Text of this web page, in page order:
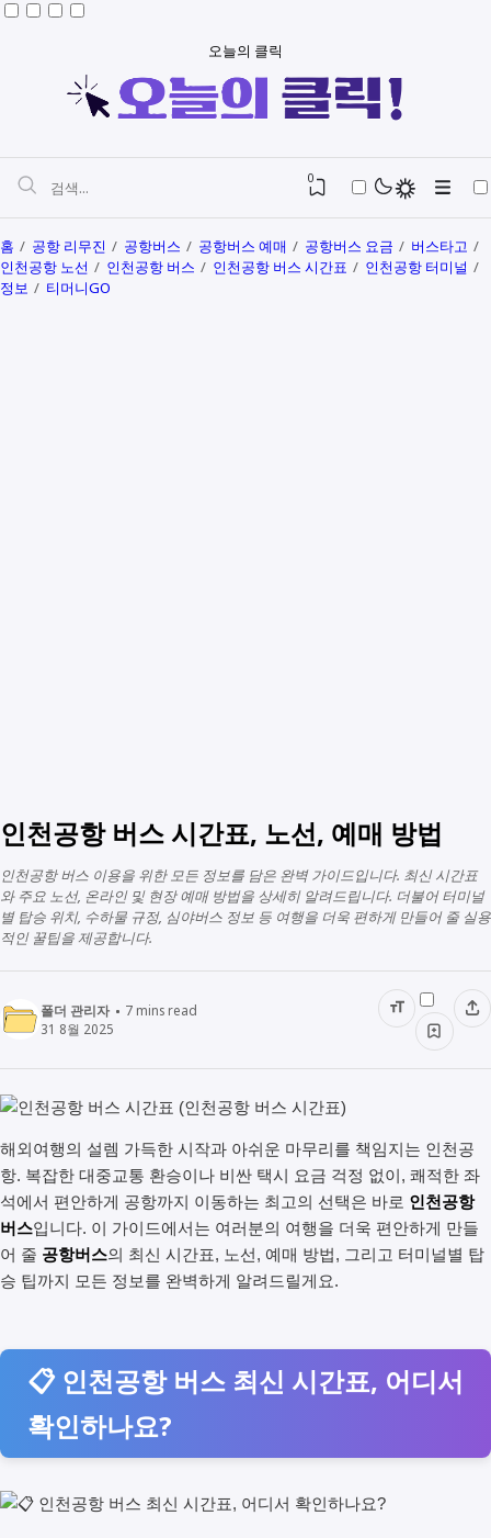
오늘의 클릭
0
홈 공항 리무진 공항버스 공항버스 예매 공항버스 요금
버스타고
인천공항 노선
인천공항 버스 인천공항 버스 시간표
인천공항 터미널
정보
티머니GO
인천공항 버스 시간표, 노선, 예매 방법
인천공항 버스 이용을 위한 모든 정보를 담은 완벽 가이드입니다. 최신 시간표
와 주요 노선, 온라인 및 현장 예매 방법을 상세히 알려드립니다. 더불어 터미널
별 탑승 위치, 수하물 규정, 심야버스 정보 등 여행을 더욱 편하게 만들어 줄 실용
적인 꿀팁을 제공합니다.
폴더 관리자 7mins read
31 8월 2025
해외여행의 설렘 가득한 시작과 아쉬운 마무리를 책임지는 인천공
항. 복잡한 대중교통 환승이나 비싼 택시 요금 걱정 없이, 쾌적한 좌
석에서 편안하게 공항까지 이동하는 최고의 선택은 바로 인천공항
버스입니다. 이 가이드에서는 여러분의 여행을 더욱 편안하게 만들
어 줄 공항버스의 최신 시간표, 노선, 예매 방법, 그리고 터미널별 탑
승 팁까지 모든 정보를 완벽하게 알려드릴게요.
📋 인천공항 버스 최신 시간표, 어디서
확인하나요?